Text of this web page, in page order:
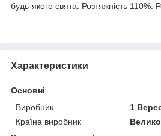
будь-якого свята. Розтяжність 110%.
Характеристики
Основні
Виробник
1
Країна виробник